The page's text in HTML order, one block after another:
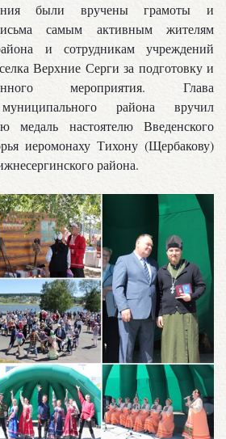
были вручены грамоты и
самым активным жителям
и сотрудникам учреждений
Верхние Серги за подготовку и
мероприятия. Глава
района вручил
медаль настоятелю Введенского
иеромонаху Тихону (Щербакову)
района.